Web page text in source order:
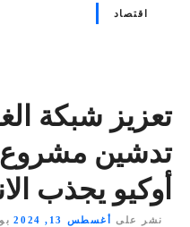
اقتصاد
تعزيز شبكة
تدشين
أوكيو يجذب
نشر على أغسطس 13, 2024